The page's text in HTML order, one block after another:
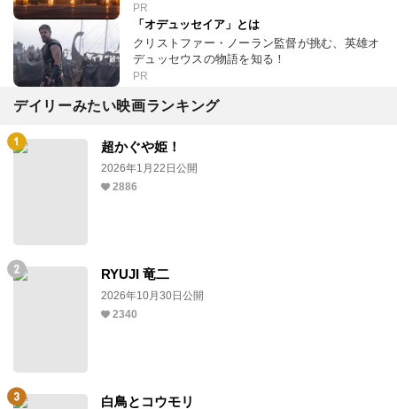
PR
「オデュッセイア」とは
クリストファー・ノーラン監督が挑む、英雄オ
デュッセウスの物語を知る！
PR
デイリーみたい映画ランキング
超かぐや姫！
2026年1月22日公開
2886
RYUJI 竜二
2026年10月30日公開
2340
白鳥とコウモリ